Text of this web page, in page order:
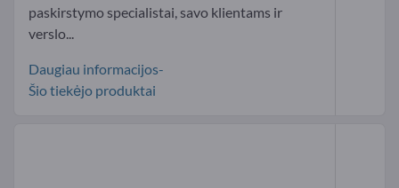
paskirstymo specialistai, savo klientams ir
verslo...
Daugiau informacijos-
Šio tiekėjo produktai